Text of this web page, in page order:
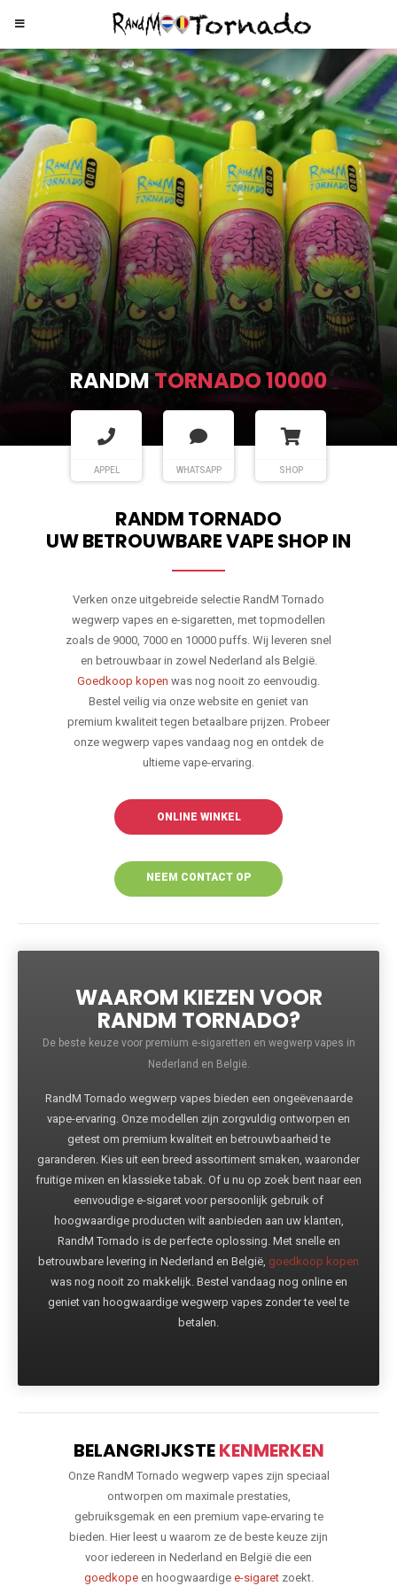
RANDMTORNADO 9000
APPEL WHATSAPP SHOP
RANDM TORNADO
UW BETROUWBARE VAPE SHOP IN
Verken onze uitgebreide selectie RandM Tornado
wegwerp vapes en e-sigaretten, met topmodellen
zoals de 9000, 7000 en 10000 puffs. Wij leveren snel
en betrouwbaar in zowel Nederland als België.
Goedkoop kopen was nog nooit zo eenvoudig.
Bestel veilig via onze website en geniet van
premium kwaliteit tegen betaalbare prijzen. Probeer
onze wegwerp vapes vandaag nog en ontdek de
ultieme vape-ervaring.
ONLINE WINKEL
NEEM CONTACT OP
WAAROM KIEZEN VOOR
RANDM TORNADO?
De beste keuze voor premium e-sigaretten en wegwerp vapes in
Nederland en België.
RandM Tornado wegwerp vapes bieden een ongeëvenaarde
vape-ervaring. Onze modellen zijn zorgvuldig ontworpen en
getest om premium kwaliteit en betrouwbaarheid te
garanderen. Kies uit een breed assortiment smaken, waaronder
fruitige mixen en klassieke tabak. Of u nu op zoek bent naar een
eenvoudige e-sigaret voor persoonlijk gebruik of
hoogwaardige producten wilt aanbieden aan uw klanten,
RandM Tornado is de perfecte oplossing. Met snelle en
betrouwbare levering in Nederland en België, goedkoop kopen
was nog nooit zo makkelijk. Bestel vandaag nog online en
geniet van hoogwaardige wegwerp vapes zonder te veel te
betalen.
BELANGRIJKSTEKENMERKEN
Onze RandM Tornado wegwerp vapes zijn speciaal
ontworpen om maximale prestaties,
gebruiksgemak en een premium vape-ervaring te
bieden. Hier leest u waarom ze de beste keuze zijn
voor iedereen in Nederland en België die een
goedkopeen hoogwaardige e-sigaretzoekt.